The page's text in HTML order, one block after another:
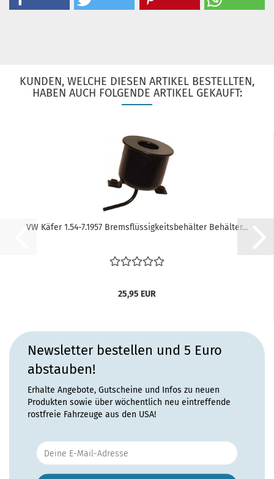
KUNDEN, WELCHE DIESEN ARTIKEL BESTELLTEN,
HABEN AUCH FOLGENDE ARTIKEL GEKAUFT:
VW Käfer 1.54-7.1957 Bremsflüssigkeitsbehälter Behälter...
25,95 EUR
Newsletter bestellen und 5 Euro
abstauben!
Erhalte Angebote, Gutscheine und Infos zu neuen
Produkten sowie über wöchentlich neu eintreffende
rostfreie Fahrzeuge aus den USA!